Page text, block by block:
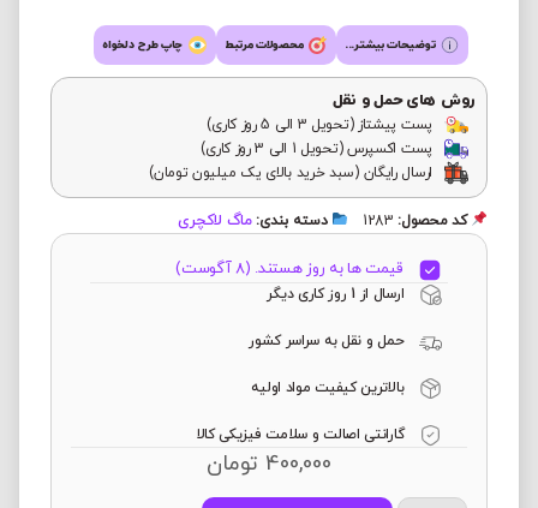
توضیحات بیشتر... محصولات مرتبط چاپ طرح دلخواه
روش های حمل و نقل
پست پیشتاز (تحویل 3 الی 5 روز کاری)
پست اکسپرس (تحویل 1 الی 3 روز کاری)
ارسال رایگان (سبد خرید بالای یک میلیون تومان)
کد محصول: 1283 دسته بندی: ماگ لاکچری
قیمت ها به روز هستند. (8 آگوست)
ارسال از 1 روز کاری دیگر
حمل و نقل به سراسر کشور
بالاترین کیفیت مواد اولیه
گارانتی اصالت و سلامت فیزیکی کالا
400,000 تومان